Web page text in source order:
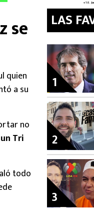
se
quien
a su
no
Tri
todo
LAS
1
2
3